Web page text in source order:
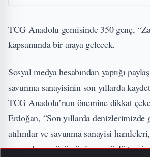
TCG Anadolu gemisinde 350 genç,
kapsamında bir araya gelecek.
Sosyal medya hesabından yaptığı
savunma sanayisinin son yıllarda
TCG Anadolu’nun önemine dikkat
Erdoğan, “Son yıllarda
atılımlar ve savunma sanayisi hamleleri,
ve caydırıcı gücümüzün en güçlü